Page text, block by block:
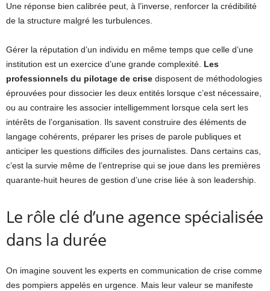
Une réponse bien calibrée peut, à l’inverse, renforcer la crédibilité
de la structure malgré les turbulences.
Gérer la réputation d’un individu en même temps que celle d’une
institution est un exercice d’une grande complexité. Les
professionnels du pilotage de crise disposent de méthodologies
éprouvées pour dissocier les deux entités lorsque c’est nécessaire,
ou au contraire les associer intelligemment lorsque cela sert les
intérêts de l’organisation. Ils savent construire des éléments de
langage cohérents, préparer les prises de parole publiques et
anticiper les questions difficiles des journalistes. Dans certains cas,
c’est la survie même de l’entreprise qui se joue dans les premières
quarante-huit heures de gestion d’une crise liée à son leadership.
Le rôle clé d’une agence spécialisée
dans la durée
On imagine souvent les experts en communication de crise comme
des pompiers appelés en urgence. Mais leur valeur se manifeste